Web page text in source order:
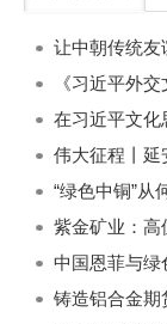
《习近平外
“绿色中铜”从
紫金矿业：高
中国恩菲与绿
铸造铝合金期